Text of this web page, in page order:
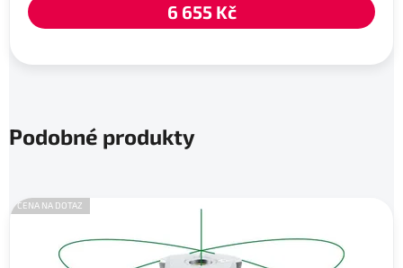
6 655 Kč
Podobné produkty
CENA NA DOTAZ